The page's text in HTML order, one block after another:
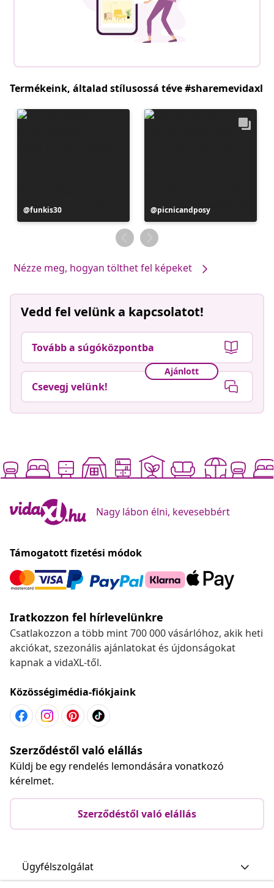
Termékeink, általad stílusossá téve #sharemevidaxl
Bejegyzés
közzétevője
funkis30
Bejegyzés
közzétevője
picnicandposy
Nézze meg, hogyan tölthet fel képeket
Vedd fel velünk a kapcsolatot!
Tovább a súgóközpontba
Ajánlott
Csevegj velünk!
Nagy lábon élni, kevesebbért
Támogatott fizetési módok
Iratkozzon fel hírlevelünkre
Csatlakozzon a több mint 700 000 vásárlóhoz, akik heti
akciókat, szezonális ajánlatokat és újdonságokat
kapnak a vidaXL-től.
Közösségimédia-fiókjaink
Szerződéstől való elállás
Küldj be egy rendelés lemondására vonatkozó
kérelmet.
Szerződéstől való elállás
Ügyfélszolgálat